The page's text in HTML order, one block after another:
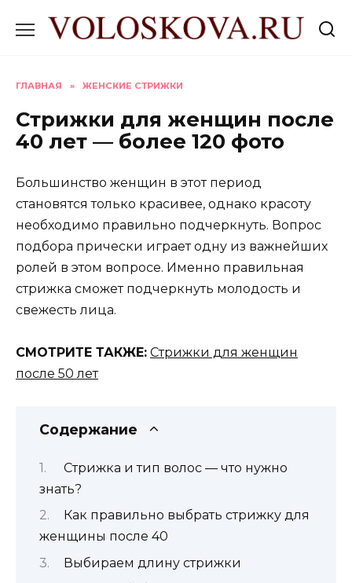
ГЛАВНАЯ » ЖЕНСКИЕ СТРИЖКИ
Стрижки для женщин после
40 лет — более 120 фото
Большинство женщин в этот период
становятся только красивее, однако красоту
необходимо правильно подчеркнуть. Вопрос
подбора прически играет одну из важнейших
ролей в этом вопросе. Именно правильная
стрижка сможет подчеркнуть молодость и
свежесть лица.
СМОТРИТЕ ТАКЖЕ: Стрижки для женщин
после 50 лет
Содержание
Стрижка и тип волос — что нужно
знать?
Как правильно выбрать стрижку для
женщины после 40
Выбираем длину стрижки